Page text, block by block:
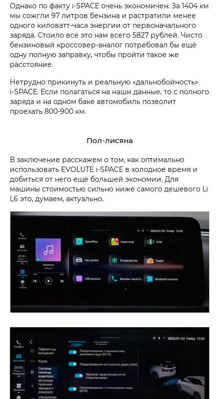
Однако по факту i‑SPACE очень экономичен. За 1404 км
мы сожгли 97 литров бензина и растратили менее
одного киловатт-часа энергии от первоначального
заряда. Стоило всё это нам всего 5827 рублей. Чисто
бензиновый кроссовер-аналог потребовал бы ещё
одну полную заправку, чтобы пройти такое же
расстояние.
Нетрудно прикинуть и реальную «дальнобойность»
i‑SPACE. Если полагаться на наши данные, то с полного
заряда и на одном баке автомобиль позволит
проехать 800-900 км.
Пол-лисяна
В заключение расскажем о том, как оптимально
использовать EVOLUTE i‑SPACE в холодное время и
добиться от него ещё большей экономии. Для
машины стоимостью сильно ниже самого дешевого Li
L6 это, думаем, актуально.